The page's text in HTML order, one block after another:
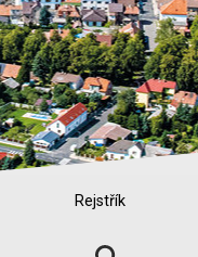
Rejstřík